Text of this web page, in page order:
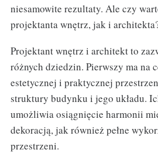
niesamowite rezultaty. Ale czy
projektanta wnętrz, jak i
Projektant wnętrz i architekt to
różnych dziedzin. Pierwszy ma na
estetycznej i praktycznej
struktury budynku i jego układu.
umożliwia osiągnięcie harmonii
dekoracją, jak również pełne
przestrzeni.